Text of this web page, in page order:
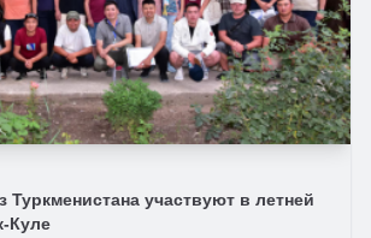
Туркменистана участвуют в летней
Куле